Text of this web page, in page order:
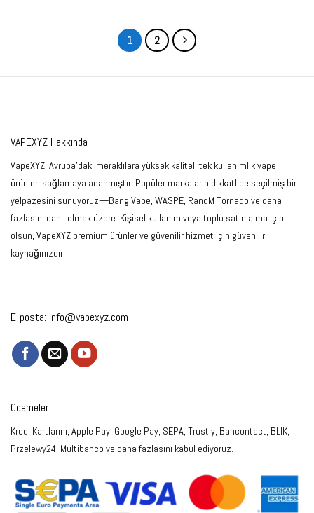
1 2
VAPEXYZ Hakkında
VapeXYZ, Avrupa'daki meraklılara yüksek kaliteli tek kullanımlık vape
ürünleri sağlamaya adanmıştır. Popüler markaların dikkatlice seçilmiş bir
yelpazesini sunuyoruz—Bang Vape, WASPE, RandM Tornado ve daha
fazlasını dahil olmak üzere. Kişisel kullanım veya toplu satın alma için
olsun, VapeXYZ premium ürünler ve güvenilir hizmet için güvenilir
kaynağınızdır.
E-posta: info@vapexyz.com
Ödemeler
Kredi Kartlarını, Apple Pay, Google Pay, SEPA, Trustly, Bancontact, BLIK,
Przelewy24, Multibanco ve daha fazlasını kabul ediyoruz.